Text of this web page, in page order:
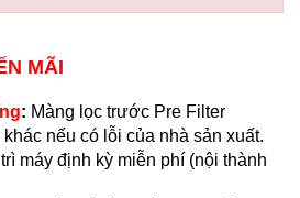
MÃI
: Màng lọc trước Pre Filter
nếu có lỗi của nhà sản xuất.
máy định kỳ miễn phí (nội thành